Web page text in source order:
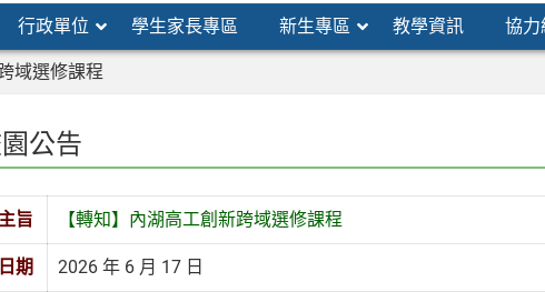
行政單位 學生家長專區 新生專區 教學資訊 協力
域選修課程
公告
旨 【轉知】內湖高工創新跨域選修課程
期 2026 年 6 月 17 日